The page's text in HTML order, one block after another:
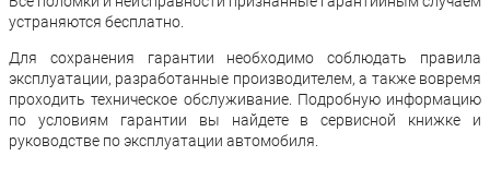
устраняются бесплатно.
Для сохранения гарантии необходимо соблюдать правила
эксплуатации, разработанные производителем, а также вовремя
проходить техническое обслуживание. Подробную информацию
по условиям гарантии вы найдете в сервисной книжке и
руководстве по эксплуатации автомобиля.